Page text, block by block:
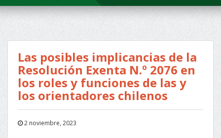
Las posibles implicancias de la
Resolución Exenta N.º 2076 en
los roles y funciones de las y
los orientadores chilenos
2 noviembre, 2023